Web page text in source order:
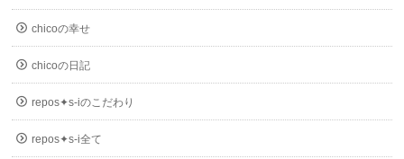
chicoの幸せ
chicoの日記
repos✦s-iのこだわり
repos✦s-i全て